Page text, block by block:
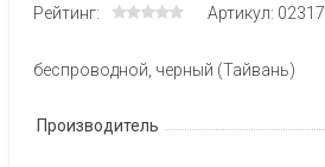
Рейтинг: Артикул: 02317
беспроводной, черный (Тайвань)
Производитель